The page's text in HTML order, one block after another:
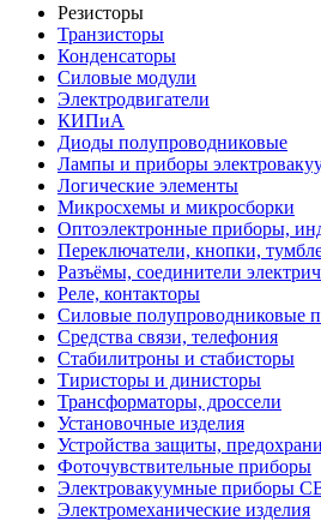
Резисторы
Транзисторы
Конденсаторы
Силовые модули
Электродвигатели
КИПиА
Диоды полупроводниковые
Лампы и приборы
Логические элементы
Микросхемы и микросборки
Оптоэлектронные приборы,
Переключатели, кнопки,
Разъёмы, соединители
Реле, контакторы
Силовые полупроводниковые
Средства связи, телефония
Стабилитроны и стабисторы
Тиристоры и динисторы
Трансформаторы, дроссели
Установочные изделия
Устройства защиты,
Фоточувствительные приборы
Электровакуумные приборы
Электромеханические изделия